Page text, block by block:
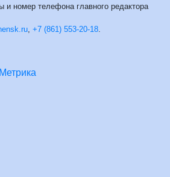
и номер телефона главного редактора
+7 (861) 553-20-18